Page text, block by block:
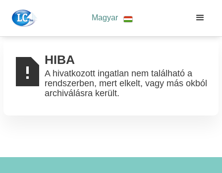
Magyar
HIBA
A hivatkozott ingatlan nem található a
rendszerben, mert elkelt, vagy más okból
archiválásra került.